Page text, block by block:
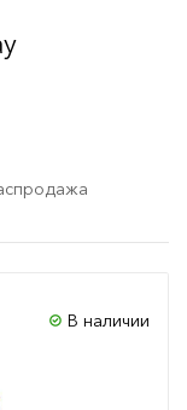
В наличии